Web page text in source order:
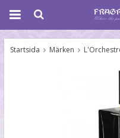
Startsida Märken